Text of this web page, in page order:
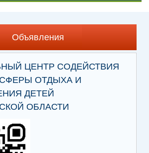
Объявления
ЦЕНТР СОДЕЙСТВИЯ
ОТДЫХА И
ДЕТЕЙ
ОБЛАСТИ